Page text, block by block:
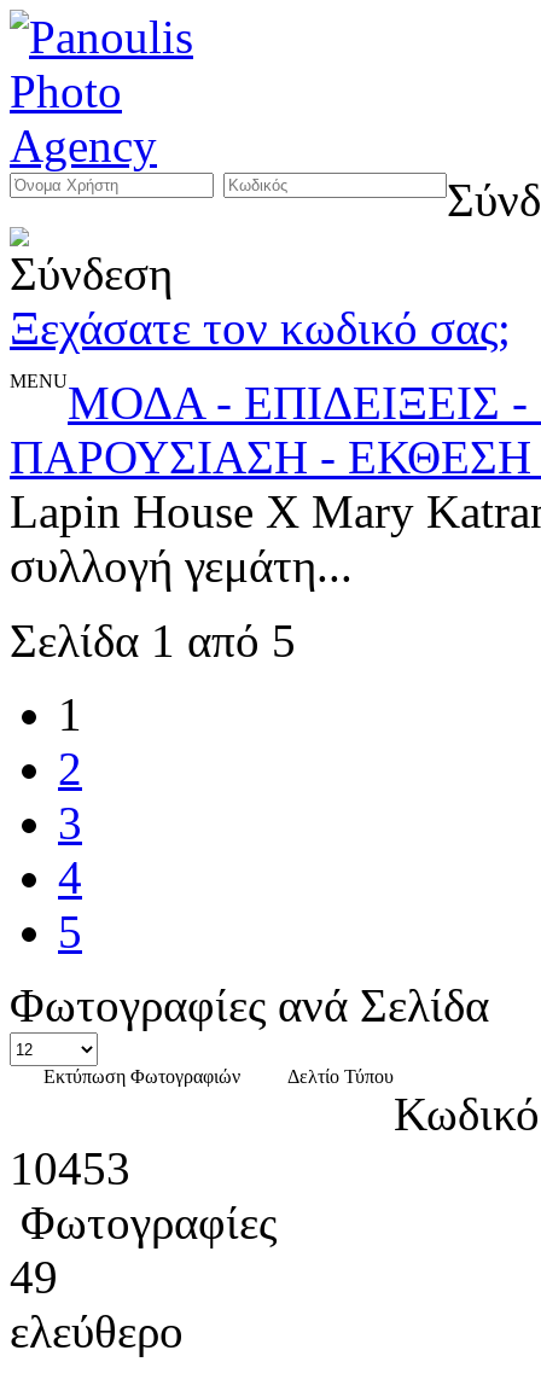
Ξεχάσατε τον κωδικό σας;
MENUΜΟΔΑ - ΕΠΙΔΕΙΞΕΙΣ
ΠΑΡΟΥΣΙΑΣΗ -
Lapin House X Mary
συλλογή γεμάτη...
Σελίδα 1 από 5
1
2
3
4
5
Φωτογραφίες ανά Σελίδα
Εκτύπωση Φωτογραφιών Δελτίο Τύπου
10453
Φωτογραφίες
49
ελεύθερο